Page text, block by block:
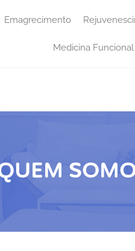
Emagrecimento
Medicina Funcional